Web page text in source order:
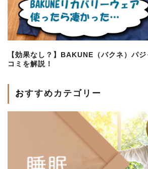
【効果なし？】BAKUNE（バクネ）パ
コミを解説！
おすすめカテゴリー